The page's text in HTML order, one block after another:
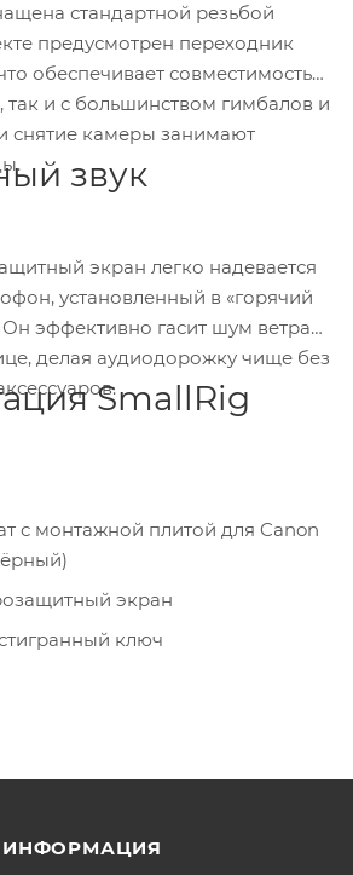
стандартной резьбой
предусмотрен переходник
обеспечивает совместимость
так и с большинством гимбалов и
снятие камеры занимают
звук
экран легко надевается
установленный в «горячий
эффективно гасит шум ветра
делая аудиодорожку чище без
SmallRig
с монтажной плитой для Canon
экран
ключ
16 → 1/4"-20
ИНФОРМАЦИЯ